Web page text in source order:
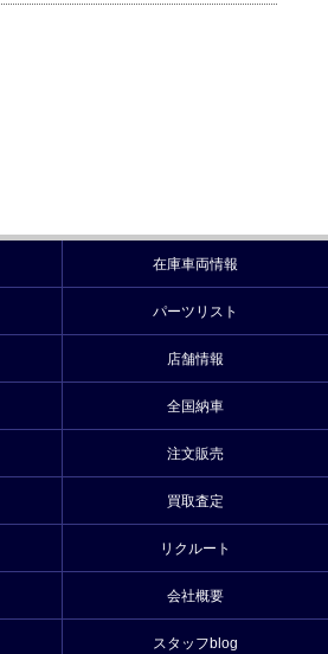
在庫車両情報
パーツリスト
店舗情報
全国納車
注文販売
買取査定
リクルート
会社概要
スタッフblog